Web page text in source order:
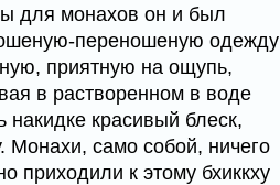
для монахов он и был
переношеную одежду
приятную на ощупь,
в растворенном в воде
красивый блеск,
Монахи, само собой, ничего
приходили к этому бхиккху